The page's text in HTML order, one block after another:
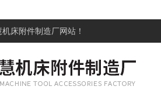
床附件制造厂网站！